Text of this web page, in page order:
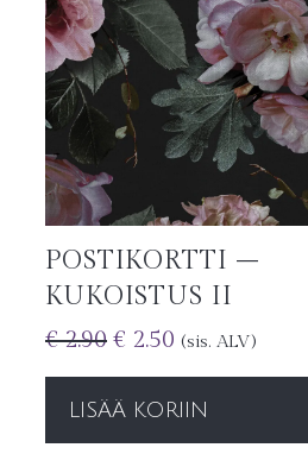
POSTIKORTTI –
KUKOISTUS II
€2.90 € 2.50 (sis. ALV)
LISÄÄ KORIIN